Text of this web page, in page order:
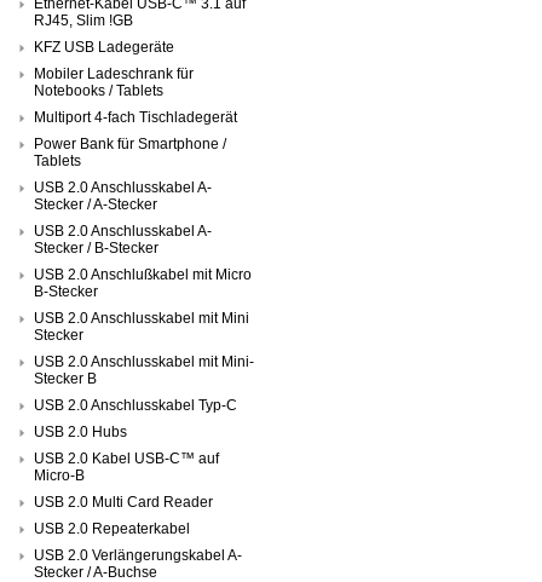
RJ45, Slim !GB
KFZ USB Ladegeräte
Mobiler Ladeschrank für
Notebooks / Tablets
Multiport 4-fach Tischladegerät
Power Bank für Smartphone /
Tablets
USB 2.0 Anschlusskabel A-
Stecker / A-Stecker
USB 2.0 Anschlusskabel A-
Stecker / B-Stecker
USB 2.0 Anschlußkabel mit Micro
B-Stecker
USB 2.0 Anschlusskabel mit Mini
Stecker
USB 2.0 Anschlusskabel mit Mini-
Stecker B
USB 2.0 Anschlusskabel Typ-C
USB 2.0 Hubs
USB 2.0 Kabel USB-C™ auf
Micro-B
USB 2.0 Multi Card Reader
USB 2.0 Repeaterkabel
USB 2.0 Verlängerungskabel A-
Stecker / A-Buchse